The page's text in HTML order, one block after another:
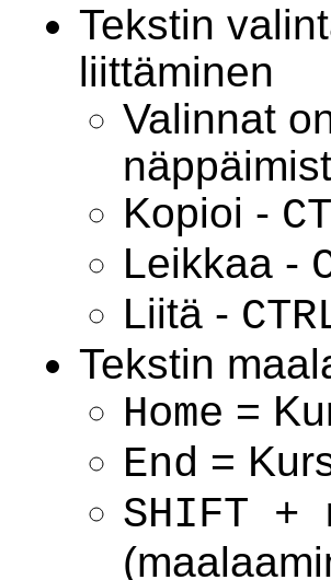
Tekstin
liittäminen
Valinnat
Kopioi -
Leikkaa -
Liitä -
Tekstin
Home =
End =
SHIFT